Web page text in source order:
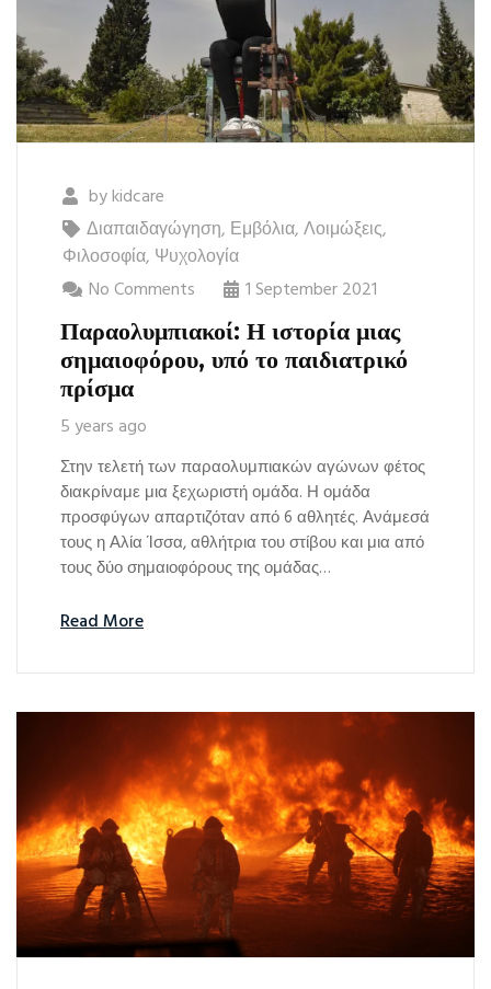
bykidcare
Διαπαιδαγώγηση, Εμβόλια,Λοιμώξεις,
Φιλοσοφία, Ψυχολογία
No Comments
1 September 2021
Παραολυμπιακοί: Η ιστορία μιας
σημαιοφόρου, υπό το παιδιατρικό
πρίσμα
5 years ago
Στην τελετή των παραολυμπιακών αγώνων φέτος
διακρίναμε μια ξεχωριστή ομάδα. Η ομάδα
προσφύγων απαρτιζόταν από 6 αθλητές. Ανάμεσά
τους η Αλία Ίσσα, αθλήτρια του στίβου και μια από
τους δύο σημαιοφόρους της ομάδας…
Read More